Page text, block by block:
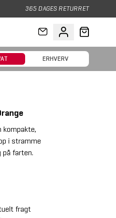
365 DAGES RETURRET
ERHVERV
kompakte,
i stramme
farten.
fragt